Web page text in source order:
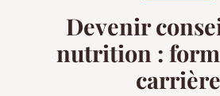
Devenir
nutrition :
carrière